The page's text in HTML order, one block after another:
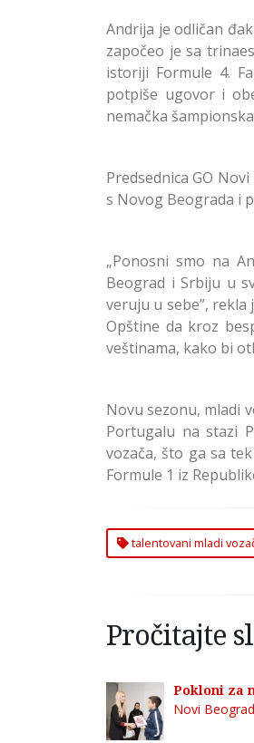
Andrija je odličan
započeo je sa
istoriji Formule 4.
potpiše ugovor i
nemačka
Predsednica GO
s Novog Beograda i
„Ponosni smo na
Beograd i Srbiju u
veruju u sebe”, rekla
Opštine da kroz
veštinama, kako bi
Novu sezonu, mladi
Portugalu na stazi
vozača, što ga sa
Formule 1 iz
talentovani mladi
Pročitajte
Pokloni za
Novi Beograd